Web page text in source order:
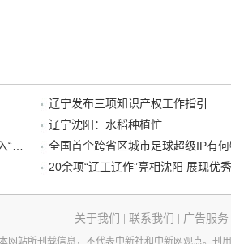
辽宁发布三项知识产权工作指引
辽宁沈阳：水稻种植忙
20余项“辽工辽作”亮相沈阳 展现优
关于我们 联系我们 广告服务
网站所刊载信息，不代表中新社和中新网观点。刊